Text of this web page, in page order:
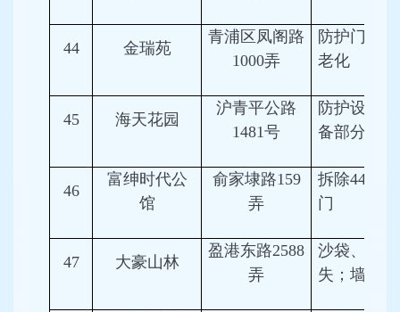
44 金瑞苑
青浦区凤阁路
1000弄
防护门等
老化
45 海天花园
沪青平公路
1481号
防护设施
备部分损坏
46
富绅时代公
馆
俞家埭路159
弄
拆除44扇
门
47 大豪山林
盈港东路2588
弄
沙袋、挡
失；墙体